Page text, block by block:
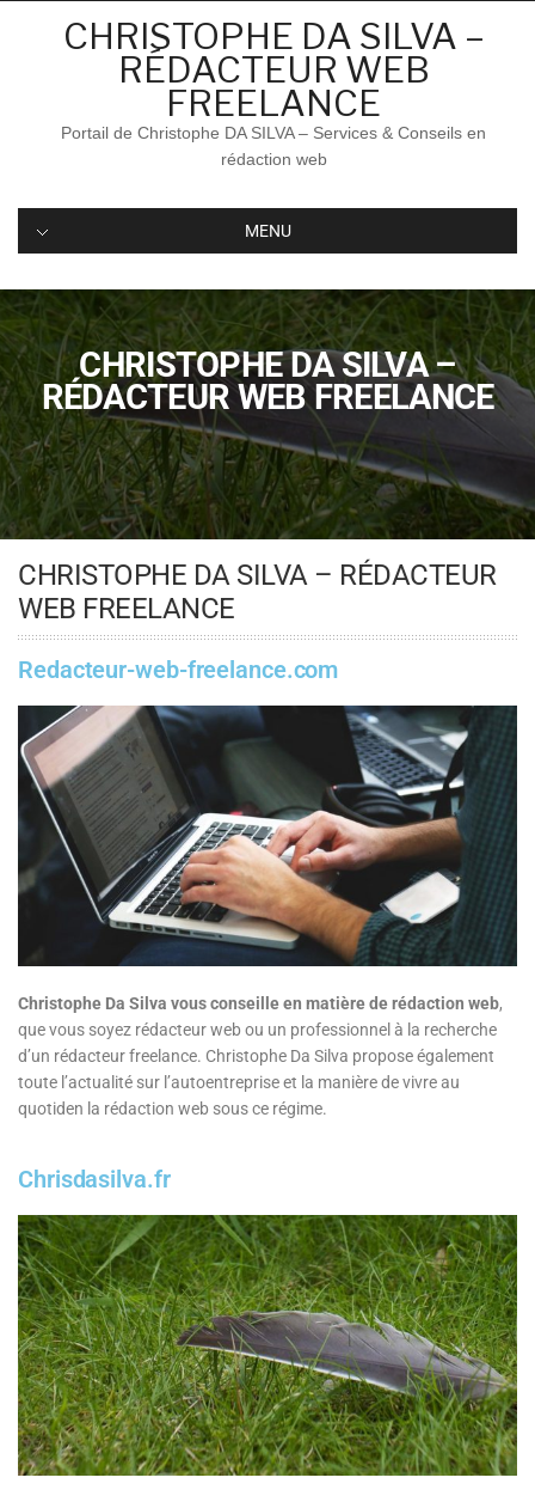
CHRISTOPHE DA SILVA –
RÉDACTEUR WEB
FREELANCE
Portail de Christophe DA SILVA – Services & Conseils en
rédaction web
MENU
CHRISTOPHE DA SILVA –
RÉDACTEUR WEB FREELANCE
CHRISTOPHE DA SILVA – RÉDACTEUR
WEB FREELANCE
Redacteur-web-freelance.com
Christophe Da Silva vous conseille en matière de rédaction web,
que vous soyez rédacteur web ou un professionnel à la recherche
d’un rédacteur freelance. Christophe Da Silva propose également
toute l’actualité sur l’autoentreprise et la manière de vivre au
quotiden la rédaction web sous ce régime.
Chrisdasilva.fr